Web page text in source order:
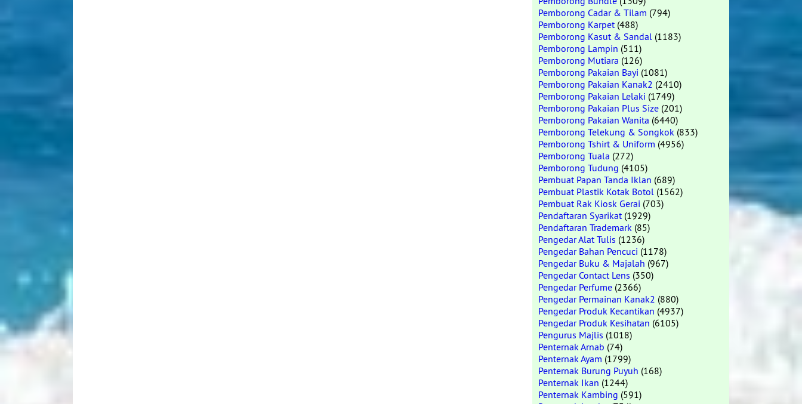
Pemborong Cadar & Tilam (794)
Pemborong Karpet(488)
Pemborong Kasut & Sandal (1183)
Pemborong Lampin (511)
Pemborong Mutiara (126)
Pemborong Pakaian Bayi (1081)
Pemborong Pakaian Kanak2 (2410)
Pemborong Pakaian Lelaki (1749)
Pemborong Pakaian Plus Size (201)
Pemborong Pakaian Wanita (6440)
Pemborong Telekung & Songkok (833)
Pemborong Tshirt & Uniform (4956)
Pemborong Tuala (272)
Pemborong Tudung (4105)
Pembuat Papan Tanda Iklan (689)
Pembuat Plastik Kotak Botol (1562)
Pembuat Rak Kiosk Gerai (703)
Pendaftaran Syarikat(1929)
Pendaftaran Trademark (85)
Pengedar Alat Tulis (1236)
Pengedar Bahan Pencuci (1178)
Pengedar Buku & Majalah (967)
Pengedar Contact Lens (350)
Pengedar Perfume (2366)
Pengedar Permainan Kanak2 (880)
Pengedar Produk Kecantikan (4937)
Pengedar Produk Kesihatan (6105)
Pengurus Majlis (1018)
Penternak Arnab (74)
Penternak Ayam (1799)
Penternak Burung Puyuh (168)
Penternak Ikan (1244)
Penternak Kambing (591)